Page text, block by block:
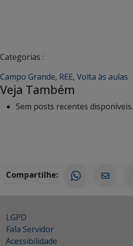
Categorias :
Campo Grande, REE, Volta às aulas
Veja Também
Sem posts recentes disponíveis.
Compartilhe:
LGPD
Fala Servidor
Acessibilidade